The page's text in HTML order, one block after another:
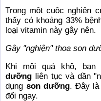
Trong một cuộc nghiên
thấy có khoảng 33%
loại vitamin này gây nên.
Gây "nghiện" thoa son
Khi môi quá khô,
dưỡng liên tục và dần
dụng son dưỡng. Đây là
đổi ngay.